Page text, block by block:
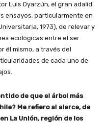
Luis Oyarzún, el gran adalid
ensayos, particularmente en
1973), de relevar y
ecológicas entre el ser
él mismo, a través del
de cada uno de
de que el árbol más
Me refiero al alerce, de
La Unión, región de los